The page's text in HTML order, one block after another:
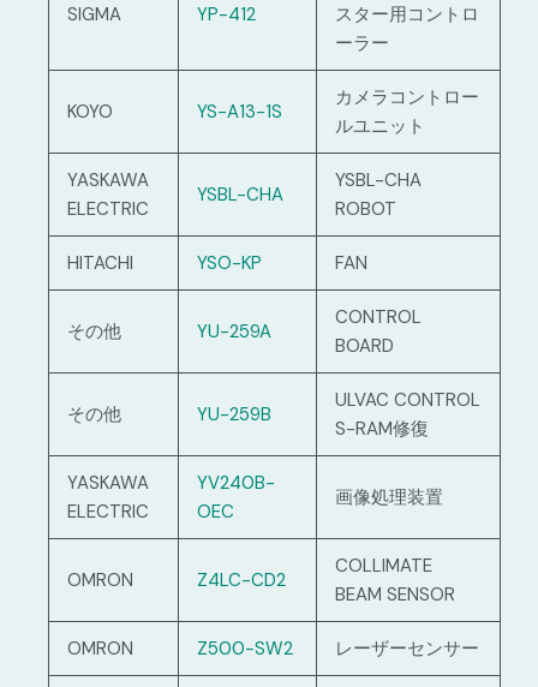
SIGMA YP-412
スター用コントロ
ーラー
KOYO YS-A13-1S
カメラコントロー
ルユニット
YASKAWA
ELECTRIC
YSBL-CHA
YSBL-CHA
ROBOT
HITACHI YSO-KP FAN
その他 YU-259A
CONTROL
BOARD
その他 YU-259B
ULVAC CONTROL
S-RAM修復
YASKAWA
ELECTRIC
YV240B-
OEC
画像処理装置
OMRON Z4LC-CD2
COLLIMATE
BEAM SENSOR
OMRON Z500-SW2 レーザーセンサー